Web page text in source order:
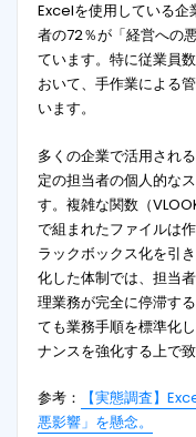
Excelを使用している企
者の72％が「経営への
ています。特に従業員
おいて、手作業による
います。
多くの企業で活用され
定の担当者の個人的な
す。複雑な関数（
で組まれたファイルは
ラックボックス化を引
化した体制では、担当
理業務が完全に停滞す
ても業務手順を標準化
ナンスを強化する上で
参考：
【実態調査】
悪影響」を懸念。